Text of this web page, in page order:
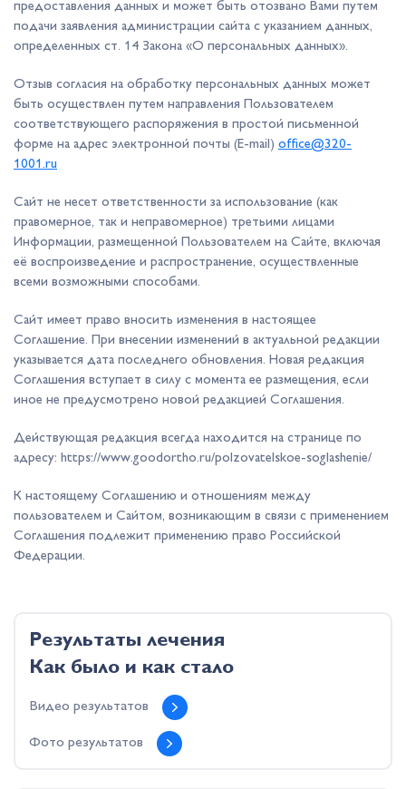
предоставления данных и может быть отозвано Вами путем
подачи заявления администрации сайта с указанием данных,
определенных ст. 14 Закона «О персональных данных».
Отзыв согласия на обработку персональных данных может
быть осуществлен путем направления Пользователем
соответствующего распоряжения в простой письменной
форме на адрес электронной почты (E-mail) office@320-
1001.ru
Сайт не несет ответственности за использование (как
правомерное, так и неправомерное) третьими лицами
Информации, размещенной Пользователем на Сайте, включая
её воспроизведение и распространение, осуществленные
всеми возможными способами.
Сайт имеет право вносить изменения в настоящее
Соглашение. При внесении изменений в актуальной редакции
указывается дата последнего обновления. Новая редакция
Соглашения вступает в силу с момента ее размещения, если
иное не предусмотрено новой редакцией Соглашения.
Действующая редакция всегда находится на странице по
адресу: https://www.goodortho.ru/polzovatelskoe-soglashenie/
К настоящему Соглашению и отношениям между
пользователем и Сайтом, возникающим в связи с применением
Соглашения подлежит применению право Российской
Федерации.
Результаты лечения
Как было и как стало
Видео результатов
Фото результатов